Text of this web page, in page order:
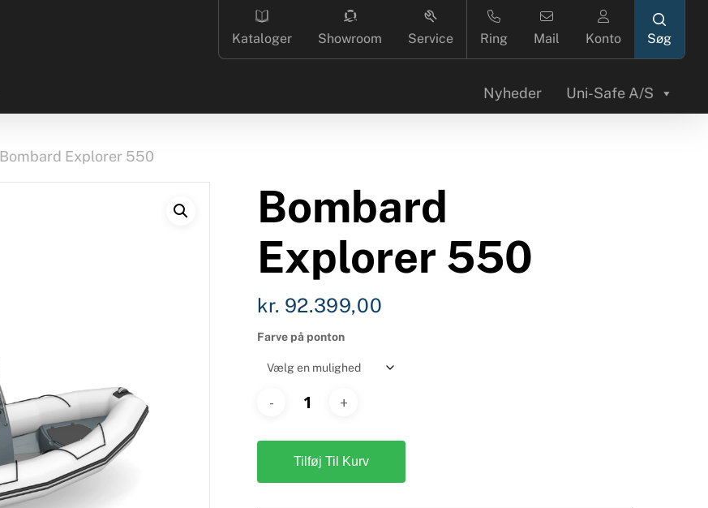
Kataloger Showroom Service Ring Mail Konto
search
Uni-Safe A/S
Nyheder
Bombard Explorer 550
Bombard
Explorer 550
kr. 92.399,00
Farve på ponton
Tilføj Til Kurv